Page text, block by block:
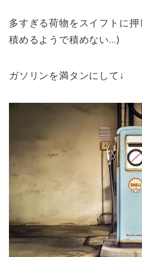
多すぎる荷物をスイフトに
積めるようで積めない…)
ガソリンを満タンにして↓